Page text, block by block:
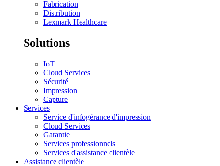
Fabrication
Distribution
Lexmark Healthcare
Solutions
IoT
Cloud Services
Sécurité
Impression
Capture
Services
Service d'infogérance d'impression
Cloud Services
Garantie
Services professionnels
Services d'assistance clientèle
Assistance clientèle